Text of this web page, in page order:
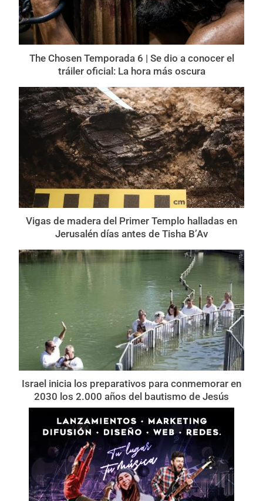
The Chosen Temporada 6 | Se dio a conocer el
tráiler oficial: La hora más oscura
Vigas de madera del Primer Templo halladas en
Jerusalén días antes de Tisha B’Av
Israel inicia los preparativos para conmemorar en
2030 los 2.000 años del bautismo de Jesús